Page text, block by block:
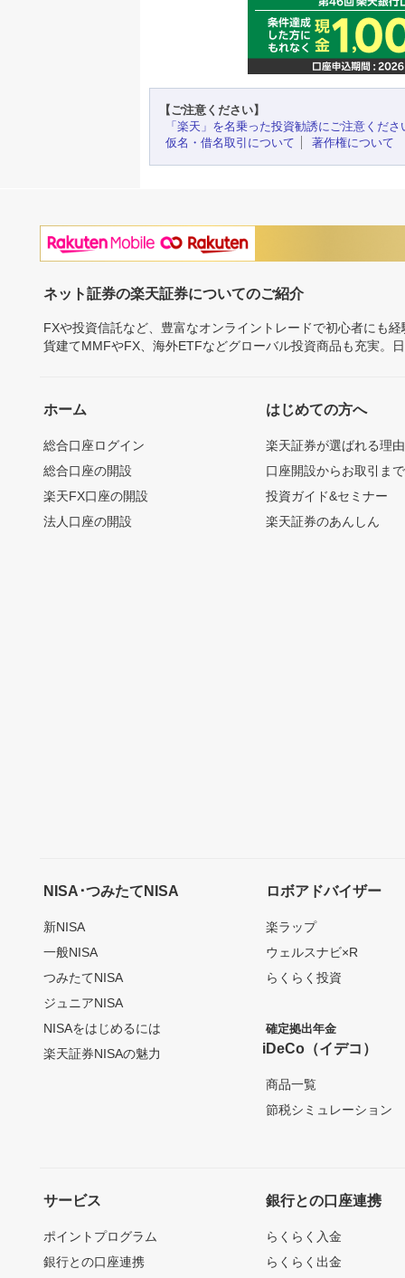
【ご注意ください】
「楽天」を名乗った投資勧誘にご注意くださ
仮名・借名取引について
著作権について
ネット証券の楽天証券についてのご紹介
FXや投資信託など、豊富なオンライントレードで初心者にも
貨建てMMFやFX、海外ETFなどグローバル投資商品も充実。
ホーム
総合口座ログイン
総合口座の開設
楽天FX口座の開設
法人口座の開設
はじめての方へ
楽天証券が選ばれる理由
口座開設からお取引ま
投資ガイド&セミナー
楽天証券のあんしん
NISA･つみたてNISA
新NISA
一般NISA
つみたてNISA
ジュニアNISA
NISAをはじめるには
楽天証券NISAの魅力
ロボアドバイザー
楽ラップ
ウェルスナビ×R
らくらく投資
確定拠出年金
iDeCo（イデコ）
商品一覧
節税シミュレーション
サービス
ポイントプログラム
銀行との口座連携
銀行との口座連携
らくらく入金
らくらく出金